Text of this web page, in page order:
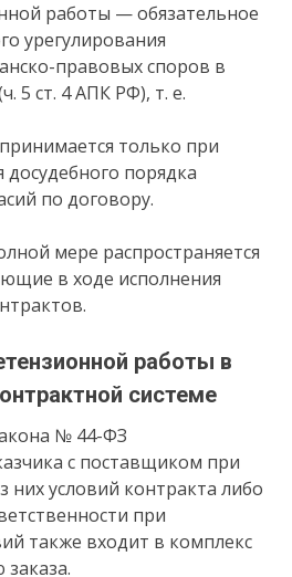
работы — обязательное
урегулирования
правовых споров в
5 ст. 4 АПК РФ), т. е.
только при
порядка
по договору.
мере распространяется
в ходе исполнения
работы в
системе
№ 44-ФЗ
с поставщиком при
условий контракта либо
при
также входит в комплекс